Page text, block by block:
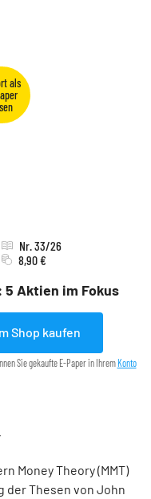
5 Aktien im Fokus
Nr. 33/26
8,90 €
Shop kaufen
Sie gekaufte E-Paper in IhremKonto
Money Theory (MMT)
Thesen von John